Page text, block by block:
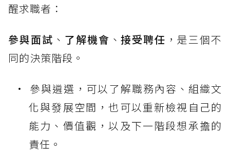
醒求職者：
參與面試 、 了解機會 、接受聘任 ，是三個不
同的決策階段。
參與遴選，可以了解職務內容、組織文
化與發展空間，也可以重新檢視自己的
能力、價值觀，以及下一階段想承擔的
責任。